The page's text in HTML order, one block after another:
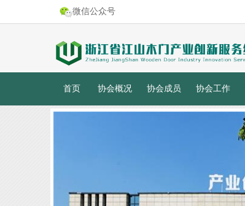
微信公众号
首页 协会概况 协会成员 协会工作